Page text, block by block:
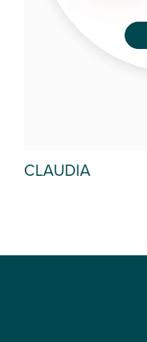
CLAUDIA